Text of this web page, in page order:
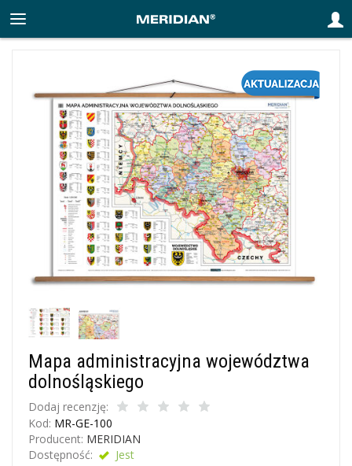
Mapa administracyjna województwa
dolnośląskiego
Dodaj recenzję:
Kod: MR-GE-100
Producent: MERIDIAN
Dostępność:
Jest